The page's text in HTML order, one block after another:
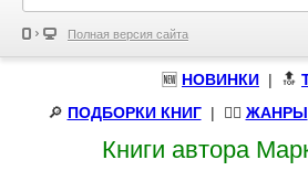
Полная версия сайта
🆕 НОВИНКИ | 🔝
🔎 ПОДБОРКИ КНИГ| 🧝‍♀️ ЖАНРЫ
Книги автора